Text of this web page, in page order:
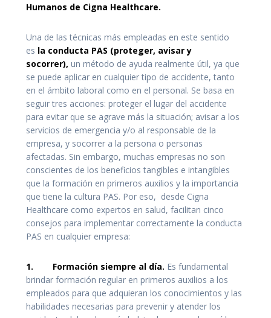
Humanos de Cigna Healthcare.
Una de las técnicas más empleadas en este sentido
es la conducta PAS (proteger, avisar y
socorrer), un método de ayuda realmente útil, ya que
se puede aplicar en cualquier tipo de accidente, tanto
en el ámbito laboral como en el personal. Se basa en
seguir tres acciones: proteger el lugar del accidente
para evitar que se agrave más la situación; avisar a los
servicios de emergencia y/o al responsable de la
empresa, y socorrer a la persona o personas
afectadas. Sin embargo, muchas empresas no son
conscientes de los beneficios tangibles e intangibles
que la formación en primeros auxilios y la importancia
que tiene la cultura PAS. Por eso, desde Cigna
Healthcare como expertos en salud, facilitan cinco
consejos para implementar correctamente la conducta
PAS en cualquier empresa:
1. Formación siempre al día. Es fundamental
brindar formación regular en primeros auxilios a los
empleados para que adquieran los conocimientos y las
habilidades necesarias para prevenir y atender los